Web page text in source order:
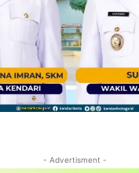
- Advertisment -